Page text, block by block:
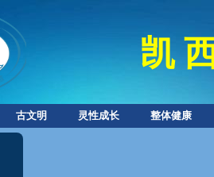
凯
古文明 灵性成长 整体健康